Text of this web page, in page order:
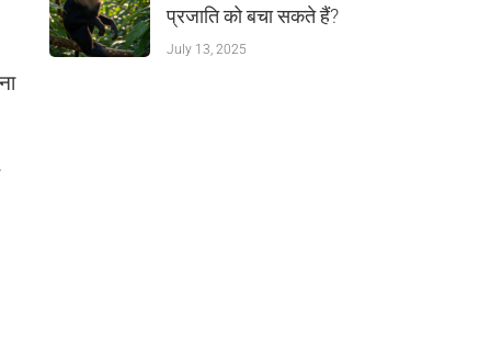
प्रजाति को बचा सकते हैं?
July 13, 2025